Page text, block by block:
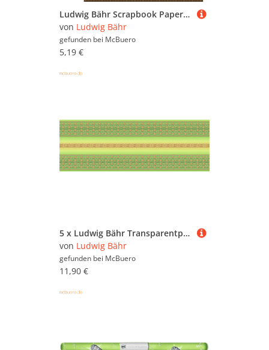
Ludwig Bähr Scrapbook Paper Winterzauber petrol/braun 12x12 Zoll VE=5
von Ludwig Bähr
gefunden bei McBuero
5,19 €
5 x Ludwig Bähr Transparentpapier Rolle 115g/qm 50x61cm Bordüren grün
von Ludwig Bähr
gefunden bei McBuero
11,90 €